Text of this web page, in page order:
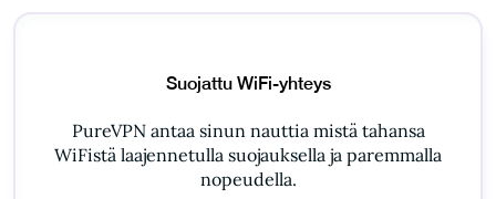
Suojattu WiFi-yhteys
PureVPN antaa sinun nauttia mistä tahansa
WiFistä laajennetulla suojauksella ja paremmalla
nopeudella.